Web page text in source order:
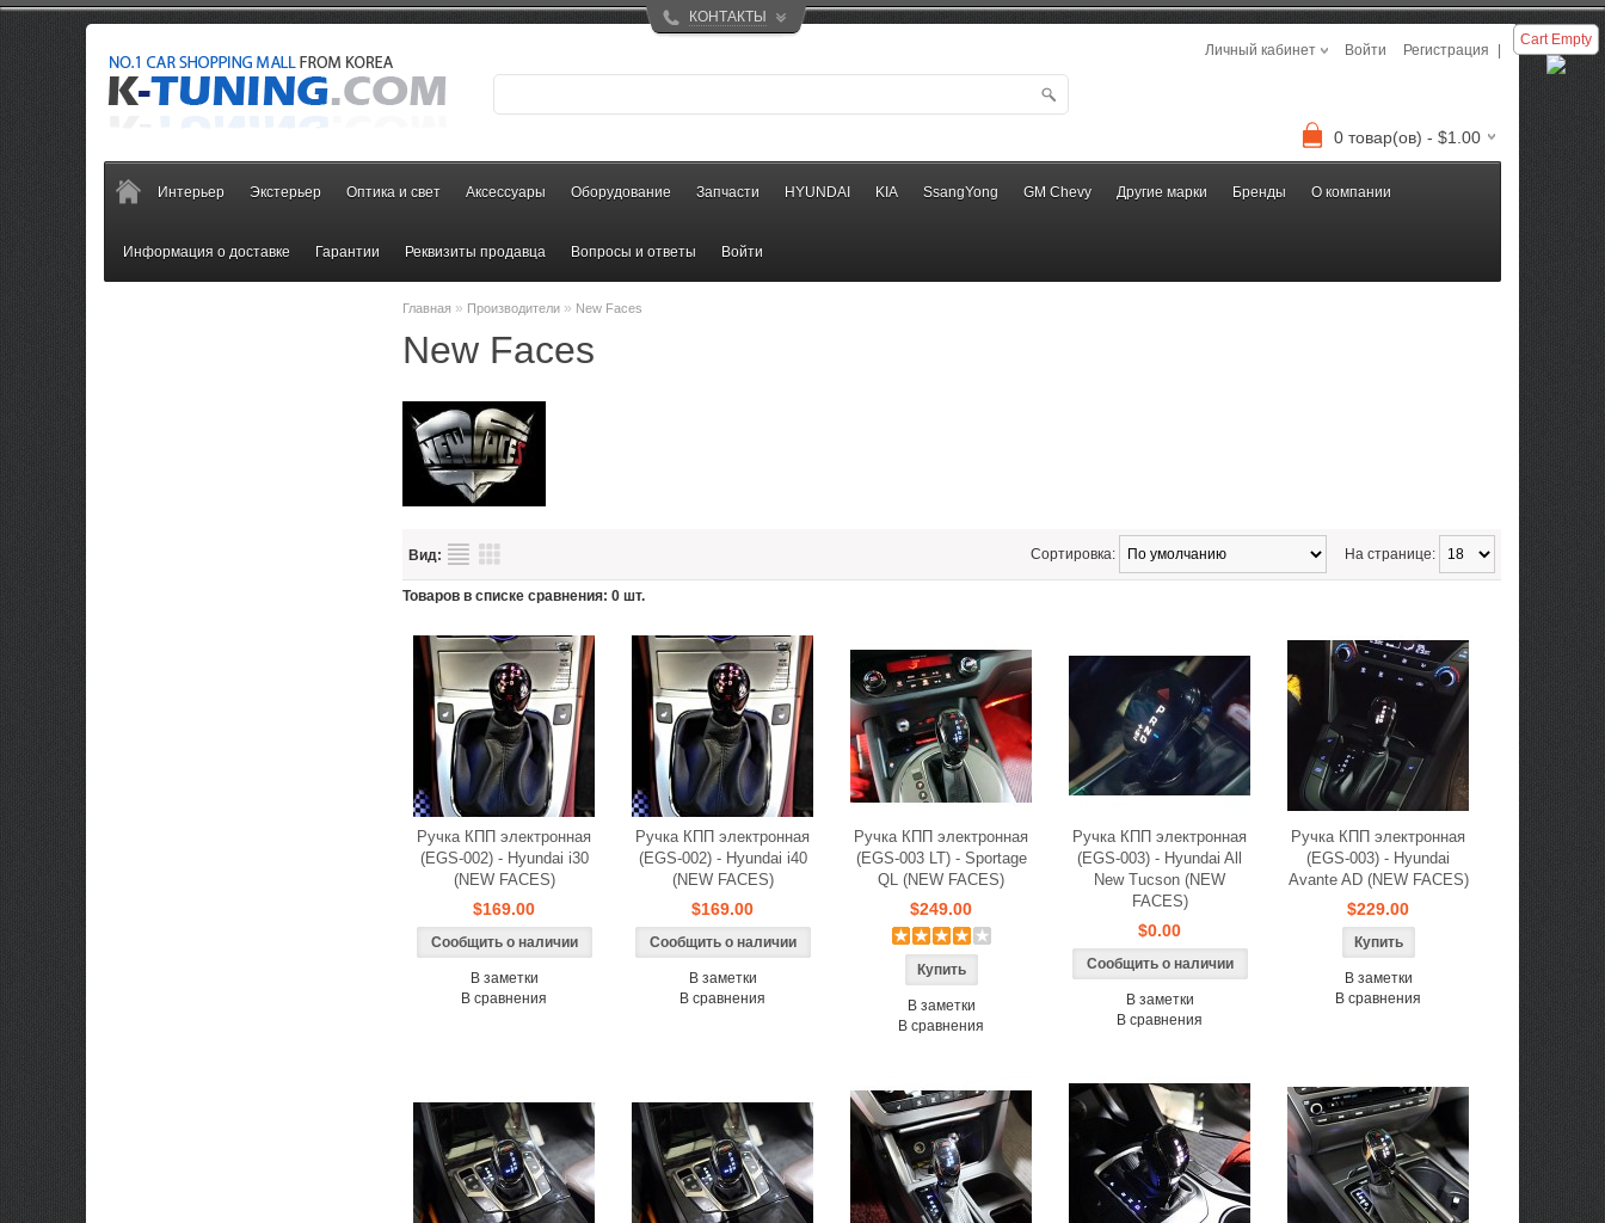
КОНТАКТЫ
Личный кабинет
Войти Регистрация
0 товар(ов) - $1.00
Интерьер Экстерьер Оптика и свет Аксессуары Оборудование Запчасти HYUNDAI KIA SsangYong GM Chevy Другие марки Бренды О компании
Информация о доставке Гарантии Реквизиты продавца Вопросы и ответы Войти
Главная » Производители » New Faces
New Faces
Вид: На странице:
Сортировка:
Товаров в списке сравнения: 0 шт.
Ручка КПП электронная
(EGS-002) - Hyundai i30
(NEW FACES)
$169.00
Сообщить о наличии
В заметки
В сравнения
Ручка КПП электронная
(EGS-002) - Hyundai i40
(NEW FACES)
$169.00
Сообщить о наличии
В заметки
В сравнения
Ручка КПП электронная
(EGS-003 LT) - Sportage
QL (NEW FACES)
$249.00
В заметки
В сравнения
Ручка КПП электронная
(EGS-003) - Hyundai All
New Tucson (NEW
FACES)
$0.00
Сообщить о наличии
В заметки
В сравнения
Ручка КПП электронная
(EGS-003) - Hyundai
Avante AD (NEW FACES)
$229.00
В заметки
В сравнения
Cart Empty